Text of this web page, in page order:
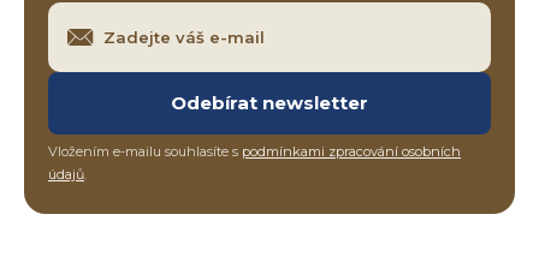
Odebírat newsletter
Vložením e-mailu souhlasíte s podmínkami zpracování osobních
údajů.